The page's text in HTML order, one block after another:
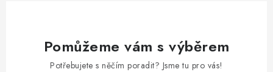
Pomůžeme vám s výběrem
Potřebujete s něčím poradit? Jsme tu pro vás!